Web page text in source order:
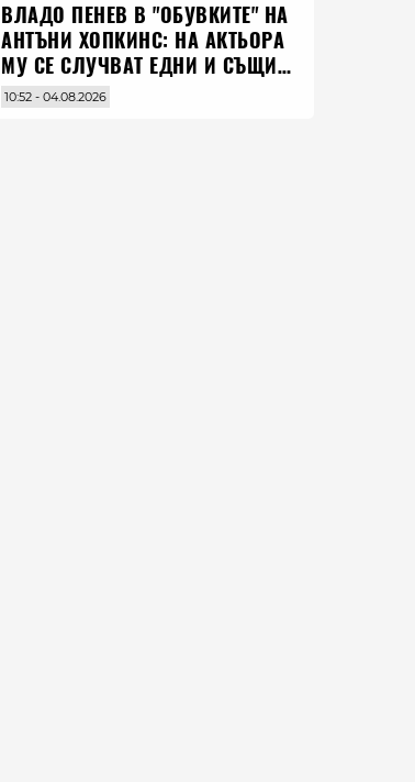
ВЛАДO ПЕНЕВ В "ОБУВКИТЕ" НА
АНТЪНИ ХОПКИНС: НА АКТЬОРА
МУ СЕ СЛУЧВАТ ЕДНИ И СЪЩИ
НЕЩА ПО ЦЕЛИЯ СВЯТ
10:52 - 04.08.2026